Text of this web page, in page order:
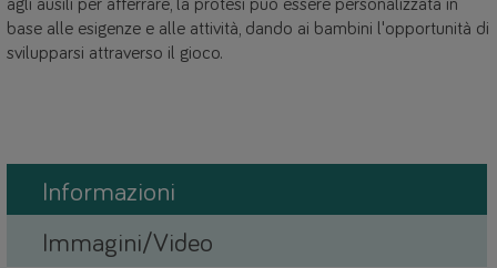
agli ausili per afferrare, la protesi può essere personalizzata in
base alle esigenze e alle attività, dando ai bambini l'opportunità di
svilupparsi attraverso il gioco.
Informazioni
Immagini/Video